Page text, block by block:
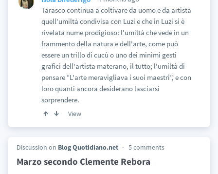
Tarasco continua a coltivare da uomo e da artista
quell'umiltà condivisa con Luzi e che in Luzi si è
rivelata nume prodigioso: l'umiltà che vede in un
frammento della natura e dell'arte, come può
essere un trillo di cucù o uno dei minimi gesti
grafici dell'artista materano, il tutto; l'umiltà di
pensare “L'arte meravigliava i suoi maestri”, e con
loro quanti ancora desiderano lasciarsi
sorprendere.
View
Discussion on Blog Quotidiano.net 5 comments
Marzo secondo Clemente Rebora